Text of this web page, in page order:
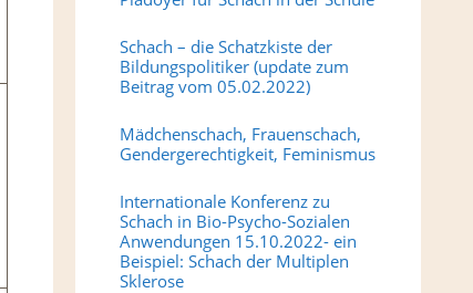
Schach – die Schatzkiste der
Bildungspolitiker (update zum
Beitrag vom 05.02.2022)
Mädchenschach, Frauenschach,
Gendergerechtigkeit, Feminismus
Internationale Konferenz zu
Schach in Bio-Psycho-Sozialen
Anwendungen 15.10.2022- ein
Beispiel: Schach der Multiplen
Sklerose